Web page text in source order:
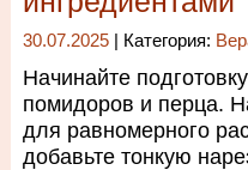
30.07.2025 | Категория:
Начинайте
помидоров и перца.
для равномерного
добавьте тонкую